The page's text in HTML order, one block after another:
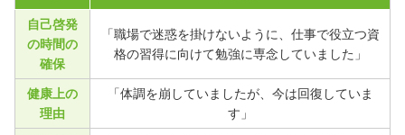
自己啓発
の時間の
確保
「職場で迷惑を掛けないように、仕事で役立つ資
格の習得に向けて勉強に専念していました」
健康上の
理由
「体調を崩していましたが、今は回復していま
す」